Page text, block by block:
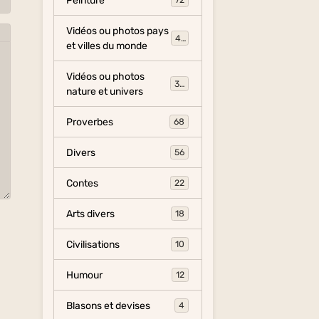
Vidéos ou photos pays
et villes du monde
454
Vidéos ou photos
nature et univers
325
Proverbes 68
Divers 56
Contes 22
Arts divers 18
Civilisations 10
Humour 12
Blasons et devises 4